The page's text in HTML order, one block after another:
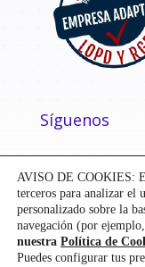
Síguenos
AVISO DE COOKIES:
terceros para analizar el
personalizado sobre la
navegación (por
nuestra Política de
Puedes configurar tus